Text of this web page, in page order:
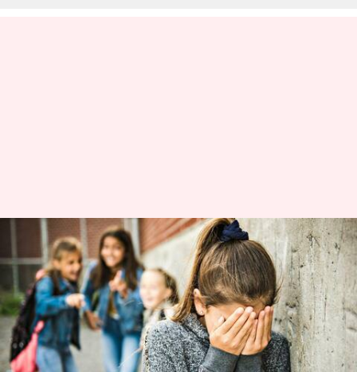
சர்வதேச 'Standup against
Bullying' தினம்:
ஆண்டுதோறும் இரண்டு
முறை
கொண்டாடப்படுவது
எதனால்?